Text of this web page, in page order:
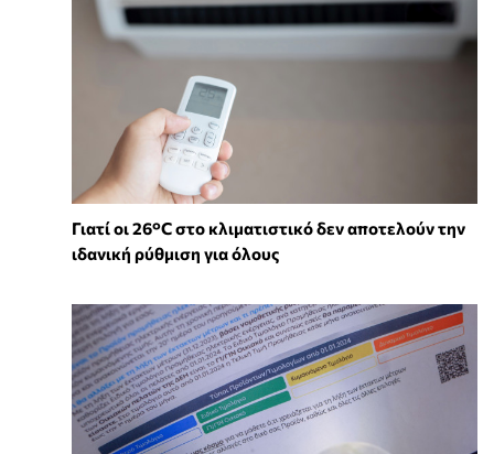
Γιατί οι 26°C στο κλιματιστικό δεν αποτελούν την
ιδανική ρύθμιση για όλους